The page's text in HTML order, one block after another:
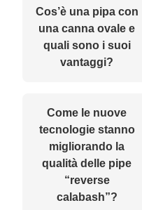
Cos’è una pipa con
una canna ovale e
quali sono i suoi
vantaggi?
Come le nuove
tecnologie stanno
migliorando la
qualità delle pipe
“reverse
calabash”?